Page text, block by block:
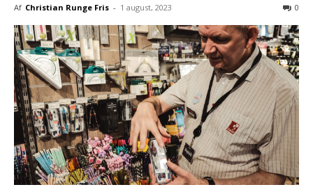
Af Christian Runge Fris - 1 august, 2023 0